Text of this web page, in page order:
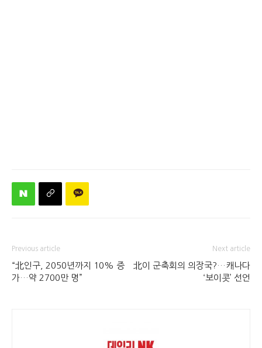
Previous article
“北인구, 2050년까지 10% 증
가…약 2700만 명”
Next article
北이 군축회의 의장국?…캐나다
‘보이콧’ 선언